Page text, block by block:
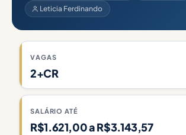
Leticia Ferdinando
VAGAS
2+CR
SALÁRIO ATÉ
R$1.621,00 a R$3.143,57